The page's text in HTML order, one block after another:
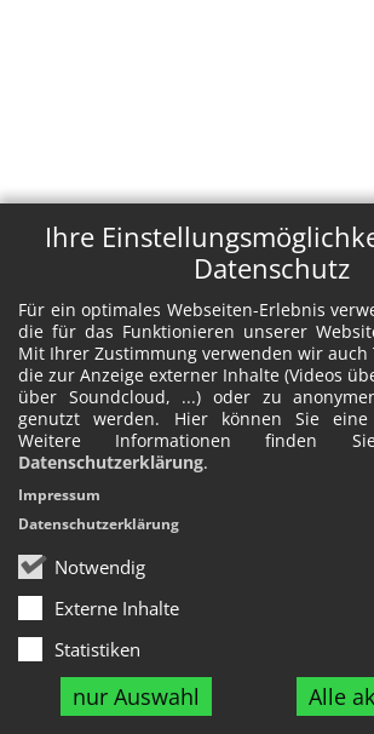
Ihre
Datenschutz
Für ein optimales Webseiten-Erlebnis
die für das Funktionieren unserer
Mit Ihrer Zustimmung verwenden wir auch
die zur Anzeige externer Inhalte (Videos
über Soundcloud, ...) oder zu
genutzt werden. Hier können Sie
Weitere Informationen finden
Datenschutzerklärung.
Notwendig
Externe Inhalte
Statistiken
nur Auswahl Alle
Impressum
Datenschutzerklärung